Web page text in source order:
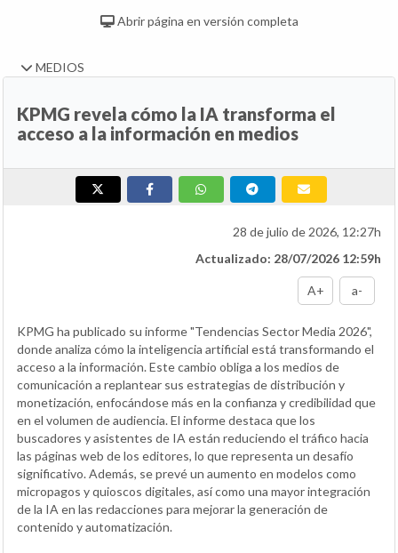
Abrir página en versión completa
MEDIOS
KPMG revela cómo la IA transforma el
acceso a la información en medios
28 de julio de 2026, 12:27h
Actualizado: 28/07/2026 12:59h
A+ a-
KPMG ha publicado su informe "Tendencias Sector Media 2026",
donde analiza cómo la inteligencia artificial está transformando el
acceso a la información. Este cambio obliga a los medios de
comunicación a replantear sus estrategias de distribución y
monetización, enfocándose más en la confianza y credibilidad que
en el volumen de audiencia. El informe destaca que los
buscadores y asistentes de IA están reduciendo el tráfico hacia
las páginas web de los editores, lo que representa un desafío
significativo. Además, se prevé un aumento en modelos como
micropagos y quioscos digitales, así como una mayor integración
de la IA en las redacciones para mejorar la generación de
contenido y automatización.